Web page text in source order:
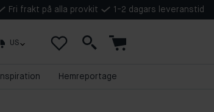
Fri frakt på alla provkit 1-2 dagars leveranstid
US
Inspiration Hemreportage